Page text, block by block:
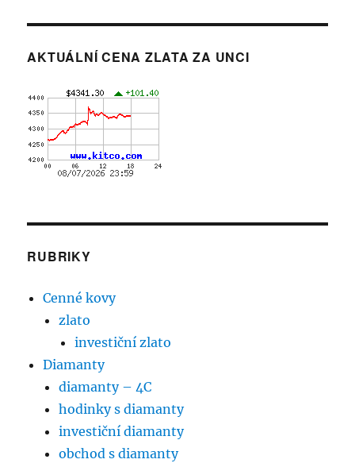
AKTUÁLNÍ CENA ZLATA ZA UNCI
RUBRIKY
Cenné kovy
zlato
investiční zlato
Diamanty
diamanty – 4C
hodinky s diamanty
investiční diamanty
obchod s diamanty